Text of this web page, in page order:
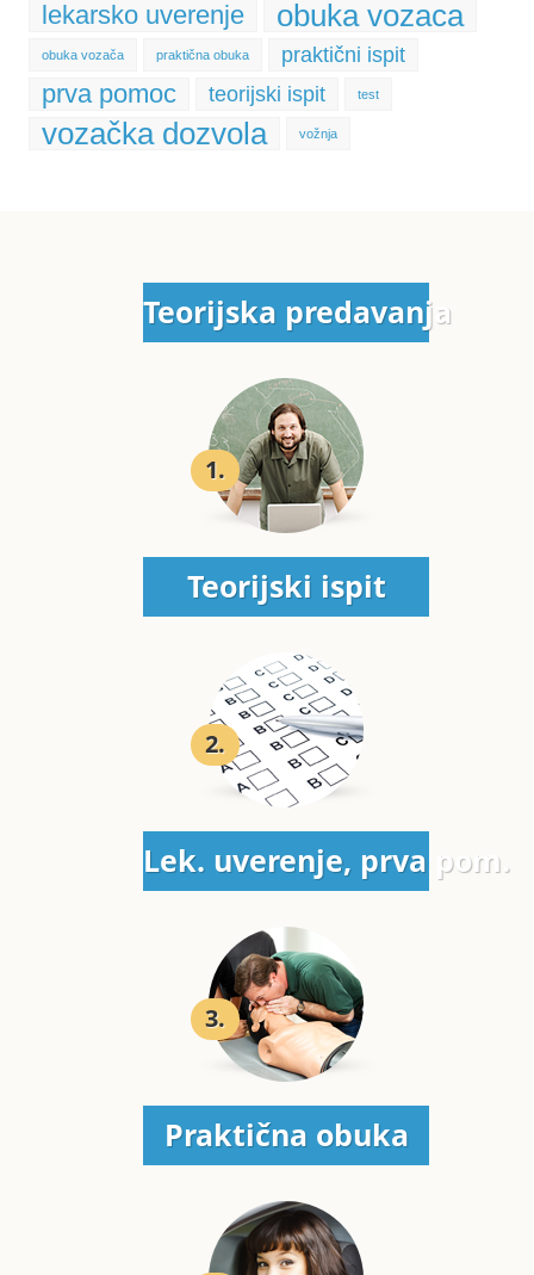
lekarsko uverenje obuka vozaca
obuka vozača praktična obuka praktični ispit
prva pomoc teorijski ispit test
vozačka dozvola vožnja
Teorijska predavanja
1.
Teorijski ispit
2.
Lek. uverenje, prva pom.
3.
Praktična obuka